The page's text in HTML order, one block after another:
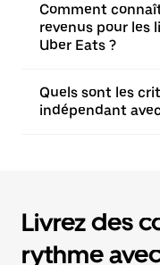
Comment
revenus pour les
Uber Eats ?
Quels sont les
indépendant
Livrez des
rythme